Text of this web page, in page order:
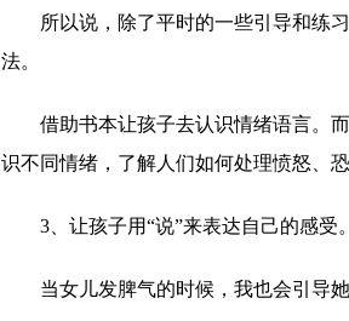
所以说，除了平时的一些引导和练
法。
借助书本让孩子去认识情绪语言。
识不同情绪，了解人们如何处理愤怒、
3、让孩子用“说”来表达自己的感受。
当女儿发脾气的时候，我也会引导